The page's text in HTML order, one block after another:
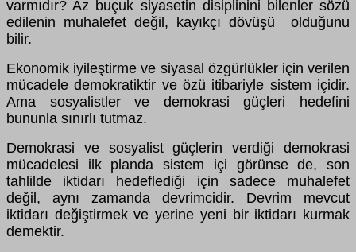
varmıdır? Az buçuk siyasetin disiplinini bilenler sözü
edilenin muhalefet değil, kayıkçı dövüşü olduğunu
bilir.
Ekonomik iyileştirme ve siyasal özgürlükler için verilen
mücadele demokratiktir ve özü itibariyle sistem içidir.
Ama sosyalistler ve demokrasi güçleri hedefini
bununla sınırlı tutmaz.
Demokrasi ve sosyalist güçlerin verdiği demokrasi
mücadelesi ilk planda sistem içi görünse de, son
tahlilde iktidarı hedeflediği için sadece muhalefet
değil, aynı zamanda devrimcidir. Devrim mevcut
iktidarı değiştirmek ve yerine yeni bir iktidarı kurmak
demektir.